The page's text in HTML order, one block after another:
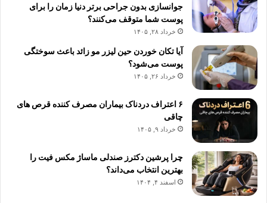
جوانسازی بدون جراحی برتر دنیا زمان را برای
پوست شما متوقف می‌کنند؟
خرداد ۲۸, ۱۴۰۵
آیا تکان خوردن حین لیزر مو زائد باعث سوختگی
پوست می‌شود؟
خرداد ۲۶, ۱۴۰۵
۶ اعتراف دردناک بیماران مصرف کننده قرص های
چاقی
خرداد ۹, ۱۴۰۵
چرا پرشین دکترز صندلی ماساژ مکس فیت را
بهترین انتخاب می‌داند؟
اسفند ۴, ۱۴۰۴